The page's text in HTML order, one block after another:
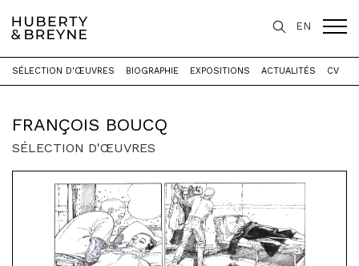
EN
Accueil > Artistes > François Boucq
FRANÇOIS BOUCQ
SÉLECTION D'ŒUVRES BIOGRAPHIE EXPOSITIONS ACTUALITÉS CV
SÉLECTION D'ŒUVRES